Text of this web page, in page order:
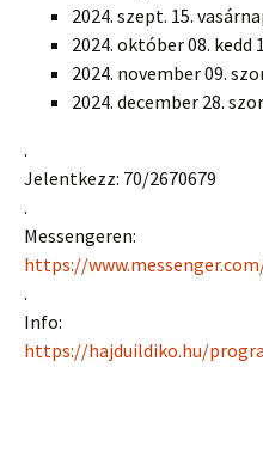
2024. szept. 15.
2024. október 08. kedd
2024. november 09.
2024. december 28.
.
Jelentkezz: 70/2670679
.
Messengeren:
https://
.
Info:
https://hajduildiko.hu/